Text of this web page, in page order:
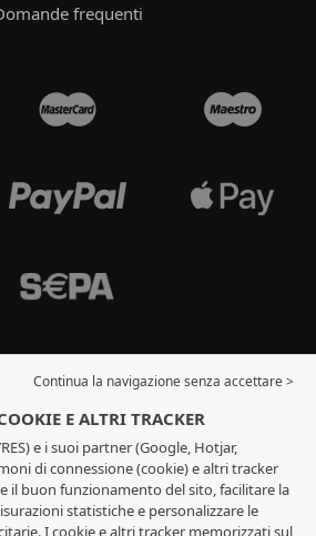
frequenti
Continua la navigazione senza accettare >
E ALTRI TRACKER
e i suoi partner (Google, Hotjar,
di connessione (cookie) e altri tracker
il buon funzionamento del sito, facilitare la
statistiche e personalizzare le
I cookie e altri tracker memorizzati sul